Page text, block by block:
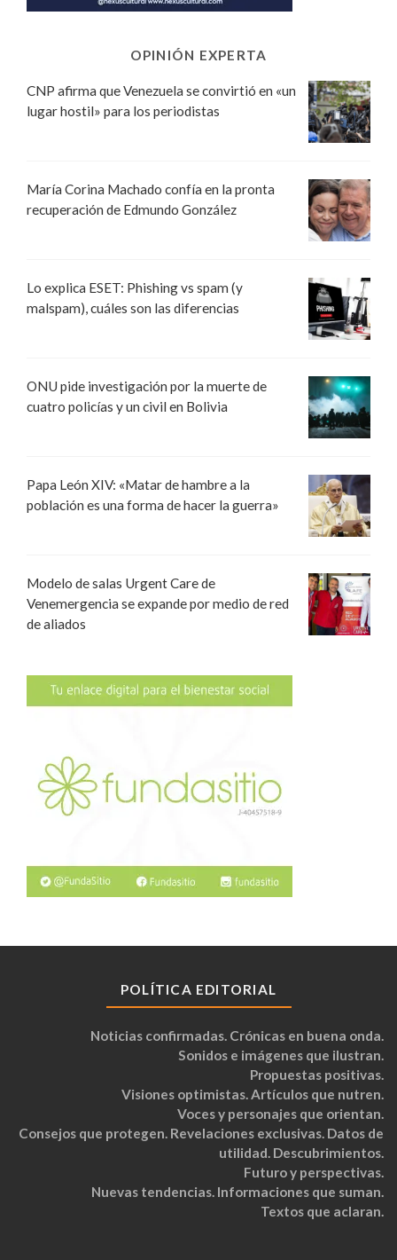
OPINIÓN EXPERTA
CNP afirma que Venezuela se convirtió en «un
lugar hostil» para los periodistas
María Corina Machado confía en la pronta
recuperación de Edmundo González
Lo explica ESET: Phishing vs spam (y
malspam), cuáles son las diferencias
ONU pide investigación por la muerte de
cuatro policías y un civil en Bolivia
Papa León XIV: «Matar de hambre a la
población es una forma de hacer la guerra»
Modelo de salas Urgent Care de
Venemergencia se expande por medio de red
de aliados
POLÍTICA EDITORIAL
Noticias confirmadas. Crónicas en buena onda.
Sonidos e imágenes que ilustran.
Propuestas positivas.
Visiones optimistas. Artículos que nutren.
Voces y personajes que orientan.
Consejos que protegen. Revelaciones exclusivas. Datos de
utilidad. Descubrimientos.
Futuro y perspectivas.
Nuevas tendencias. Informaciones que suman.
Textos que aclaran.